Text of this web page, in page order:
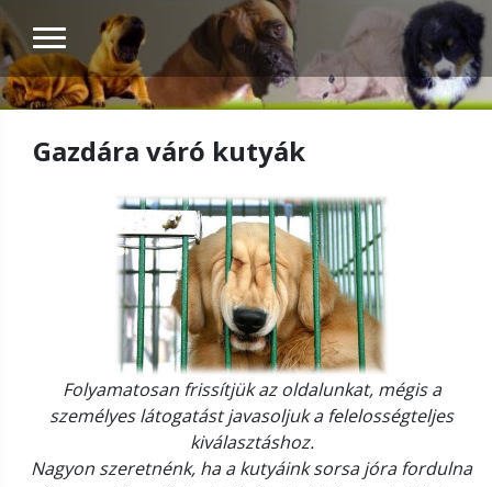
Gazdára váró kutyák
Folyamatosan frissítjük az oldalunkat, mégis a
személyes látogatást javasoljuk a felelosségteljes
kiválasztáshoz.
Nagyon szeretnénk, ha a kutyáink sorsa jóra fordulna